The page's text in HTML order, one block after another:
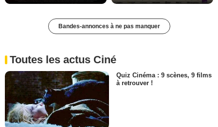
Bandes-annonces à ne pas manquer
Toutes les actus Ciné
Quiz Cinéma : 9 scènes, 9 films
à retrouver !